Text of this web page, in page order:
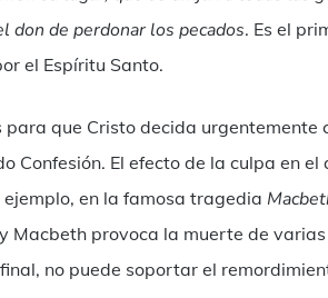
don de perdonar los pecados. Es el
el Espíritu Santo.
que Cristo decida urgentemente
Confesión. El efecto de la culpa en
en la famosa tragedia
Macbeth provoca la muerte de
no puede soportar el